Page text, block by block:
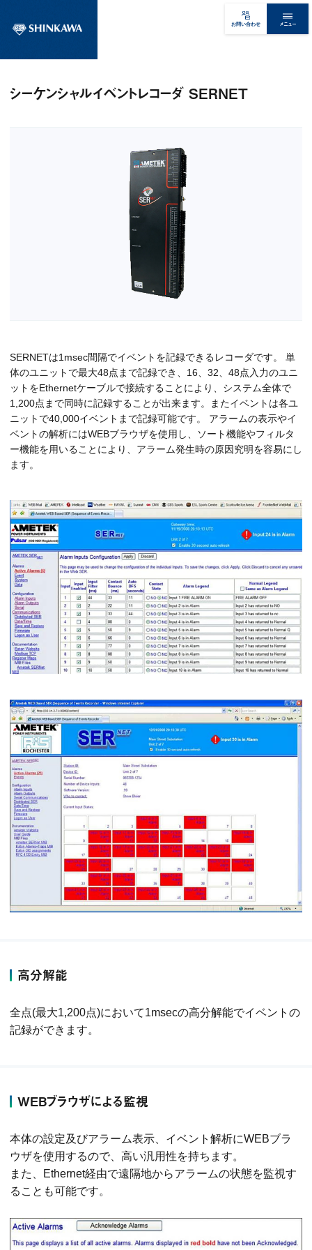
お問い合わせ メニュー
シーケンシャルイベントレコーダ SERNET
SERNETは1msec間隔でイベントを記録できるレコーダです。 単
体のユニットで最大48点まで記録でき、16、32、48点入力のユニ
ットをEthernetケーブルで接続することにより、システム全体で
1,200点まで同時に記録することが出来ます。またイベントは各ユ
ニットで40,000イベントまで記録可能です。 アラームの表示やイ
ベントの解析にはWEBブラウザを使用し、ソート機能やフィルタ
ー機能を用いることにより、アラーム発生時の原因究明を容易にし
ます。
高分解能
全点(最大1,200点)において1msecの高分解能でイベントの
記録ができます。
WEBブラウザによる監視
本体の設定及びアラーム表示、イベント解析にWEBブラ
ウザを使用するので、高い汎用性を持ちます。
また、Ethernet経由で遠隔地からアラームの状態を監視す
ることも可能です。